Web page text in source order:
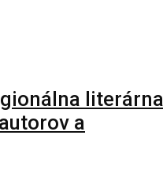
literárna
a